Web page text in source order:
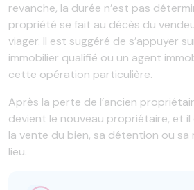
revanche, la durée n’est pas
propriété se fait au décès du
viager. Il est suggéré de s’appuyer
immobilier qualifié ou un agent
cette opération particulière.
Après la perte de l’ancien
devient le nouveau propriétaire, et
la vente du bien, sa détention ou sa
lieu.